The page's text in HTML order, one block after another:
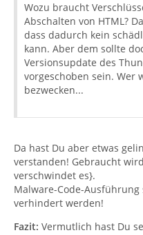
Wozu braucht
Abschalten von HTML?
dass dadurch kein
kann. Aber dem sollte
Versionsupdate des
vorgeschoben sein. Wer
bezwecken...
Da hast Du aber etwas
verstanden! Gebraucht
verschwindet es}.
Malware-Code-
verhindert werden!
Fazit: Vermutlich hast Du